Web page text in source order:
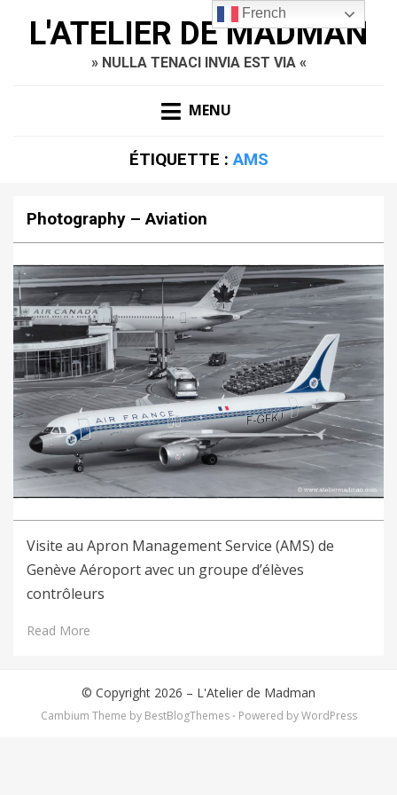
L'ATELIER DE MADMAN
» NULLA TENACI INVIA EST VIA «
MENU
ÉTIQUETTE : AMS
Photography – Aviation
Visite au Apron Management Service (AMS) de
Genève Aéroport avec un groupe d’élèves
contrôleurs
Read More
© Copyright 2026 – L'Atelier de Madman
Cambium Theme by BestBlogThemes ⋅ Powered byWordPress
French